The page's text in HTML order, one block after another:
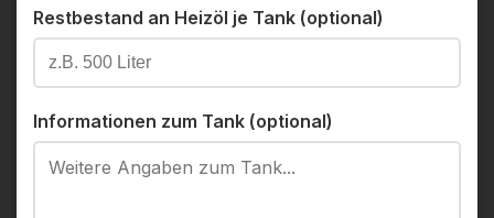
Restbestand an Heizöl je Tank (optional)
Informationen zum Tank (optional)